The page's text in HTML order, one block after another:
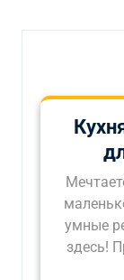
умные
здесь!